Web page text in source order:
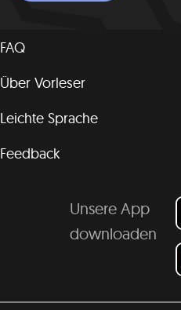
FAQ
Über Vorleser
Leichte Sprache
Feedback
Unsere App
downloaden